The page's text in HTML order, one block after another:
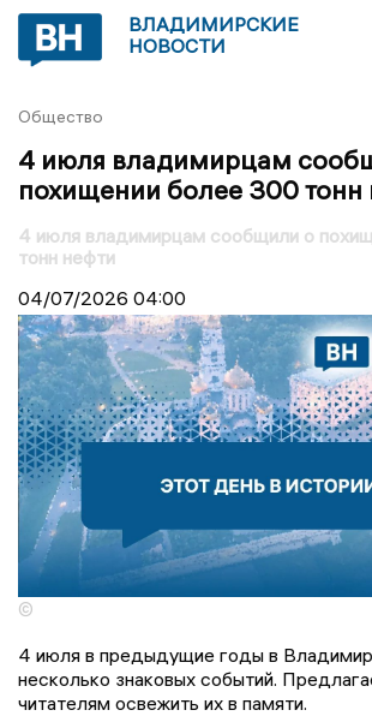
ВЛАДИМИРСКИЕ
НОВОСТИ
Общество
4 июля владимирцам
похищении более 300 тонн
4 июля владимирцам сообщили о
тонн нефти
04/07/2026 04:00
©
4 июля в предыдущие годы в
несколько знаковых событий.
читателям освежить их в памяти.